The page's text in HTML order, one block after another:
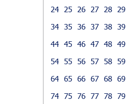
24
25 26 27 28 29
34
35 36 37 38 39
44 45 46 47 48 49
54
55 56 57 58 59
64 65 66 67 68 69
74 75 76 77 78 79